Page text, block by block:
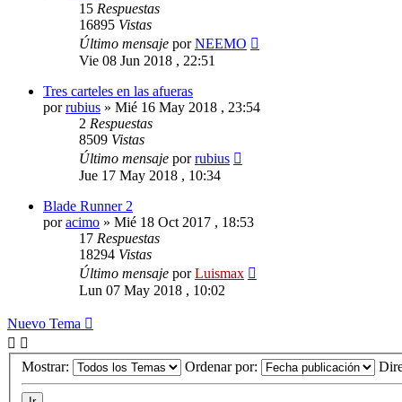
15 Respuestas
16895 Vistas
Último mensaje porNEEMO
Vie 08 Jun 2018 , 22:51
Tres carteles en las afueras
porrubius » Mié 16 May 2018 , 23:54
2 Respuestas
8509 Vistas
Último mensaje porrubius
Jue 17 May 2018 , 10:34
Blade Runner 2
poracimo » Mié 18 Oct 2017 , 18:53
17 Respuestas
18294 Vistas
Último mensaje porLuismax
Lun 07 May 2018 , 10:02
Nuevo Tema
Mostrar: Ordenar por: